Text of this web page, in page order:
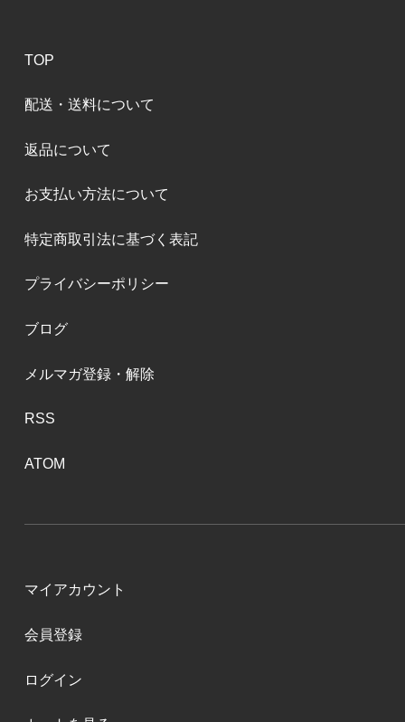
TOP
配送・送料について
返品について
お支払い方法について
特定商取引法に基づく表記
プライバシーポリシー
ブログ
メルマガ登録・解除
RSS
ATOM
マイアカウント
会員登録
ログイン